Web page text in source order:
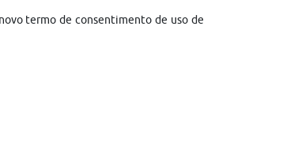
termo de consentimento de uso de